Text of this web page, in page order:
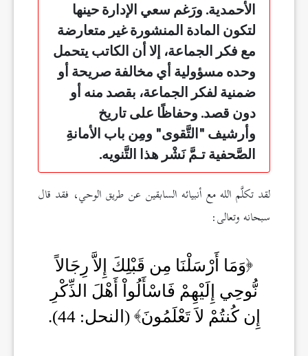
الأحمدية. ورَغم سعي الإدارة حينها
لتكون المادة المنشورة غير متعارضة
مع فكر الجماعة، إلا أن الكاتب يتحمل
وحده مسؤولية أي مخالفة صريحة أو
ضمنية لفكر الجماعة، بقصد منه أو
دون قصد. وحفاظًا على تاريخ
وأرشيف "التَّقوى" ومِن باب الأمانةِ
الصَّحفية تـمَّ نَشْر هذا التَّنويه.
لقد تكلَّم الله مع أنبيائه السابقين عن طريق الوحي، فقد قال
سبحانه وتعالى:
وَمَا أَرْسَلْنَا مِن قَبْلِكَ إِلاَّ رِجَالاً
نُّوحِي إِلَيْهِمْ فَاسْأَلُواْ أَهْلَ الذِّكْرِ
إِن كُنتُمْ لاَ تَعْلَمُونَ (النحل: 44).